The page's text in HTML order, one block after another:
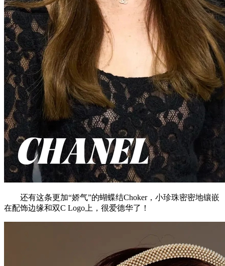
还有这条更加“娇气”的蝴蝶结Choker，小珍珠密密地镶嵌
在配饰边缘和双C Logo上，很爱德华了！